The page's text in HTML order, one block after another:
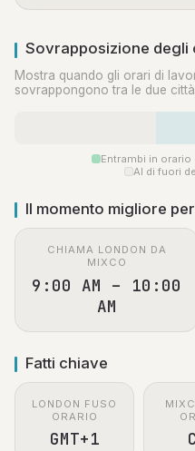
Sovrapposizione degli
Mostra quando gli orari di
sovrappongono tra le due
Entrambi in
Al di fuori
Il momento migliore
CHIAMA LONDON DA
MIXCO
9:00 AM – 10:00
AM
Fatti chiave
LONDON FUSO
ORARIO
GMT+1